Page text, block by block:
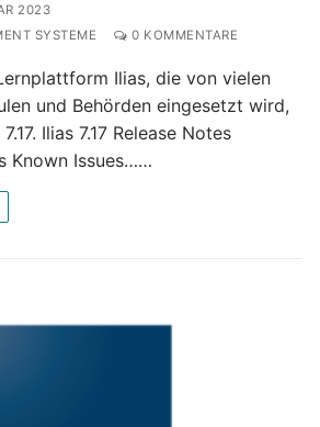
2023
SYSTEME
0 KOMMENTARE
Ilias, die von vielen
und Behörden eingesetzt wird,
Ilias 7.17 Release Notes
Known Issues……